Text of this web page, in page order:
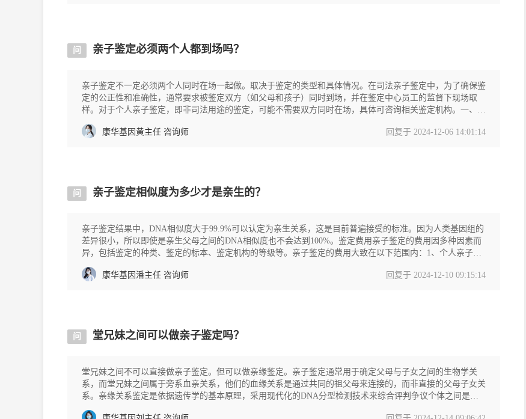
问 亲子鉴定必须两个人都到场吗？
亲子鉴定不一定必须两个人同时在场一起做。取决于鉴定的类型和具体情况。在司法亲子鉴定中，为了确保鉴
定的公正性和准确性，通常要求被鉴定双方（如父母和孩子）同时到场，并在鉴定中心员工的监督下现场取
样。对于个人亲子鉴定，即非司法用途的鉴定，可能不需要双方同时在场，具体可咨询相关鉴定机构。一、鉴
定费用亲子鉴定
康华基因黄主任 咨询师 回复于 2024-12-06 14:01:14
问 亲子鉴定相似度为多少才是亲生的？
亲子鉴定结果中，DNA相似度大于99.9%可以认定为亲生关系，这是目前普遍接受的标准。因为人类基因组的
差异很小，所以即使是亲生父母之间的DNA相似度也不会达到100%。鉴定费用亲子鉴定的费用因多种因素而
异，包括鉴定的种类、鉴定的标本、鉴定机构的等级等。亲子鉴定的费用大致在以下范围内：1、个人亲子鉴
定：一般是1000元一
康华基因潘主任 咨询师 回复于 2024-12-10 09:15:14
问 堂兄妹之间可以做亲子鉴定吗？
堂兄妹之间不可以直接做亲子鉴定。但可以做亲缘鉴定。亲子鉴定通常用于确定父母与子女之间的生物学关
系，而堂兄妹之间属于旁系血亲关系，他们的血缘关系是通过共同的祖父母来连接的，而非直接的父母子女关
系。亲缘关系鉴定是依据遗传学的基本原理，采用现代化的DNA分型检测技术来综合评判争议个体之间是否
存在亲生、隔代或其